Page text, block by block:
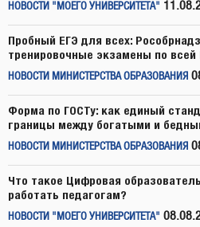
НОВОСТИ "МОЕГО УНИВЕРСИТЕТА"
Пробный ЕГЭ для всех:
тренировочные экзамены по всей
НОВОСТИ МИНИСТЕРСТВА ОБРАЗОВАНИЯ
Форма по ГОСТу: как единый
границы между богатыми и
НОВОСТИ МИНИСТЕРСТВА ОБРАЗОВАНИЯ
Что такое Цифровая
работать педагогам?
НОВОСТИ "МОЕГО УНИВЕРСИТЕТА"